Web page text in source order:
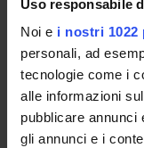
Uso responsabile
Noi e i nostri 1022
personali, ad
tecnologie come i
alle informazioni
pubblicare annunci
gli annunci e i
GOVERNANCE
COMMISSIONI